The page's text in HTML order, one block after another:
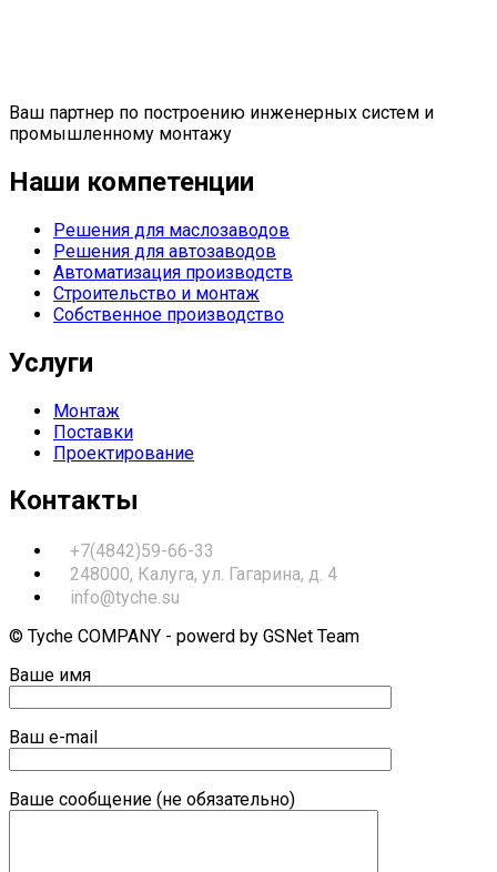
Ваш партнер по построению инженерных систем и
промышленному монтажу
Наши компетенции
Решения для маслозаводов
Решения для автозаводов
Автоматизация производств
Строительство и монтаж
Собственное производство
Услуги
Монтаж
Поставки
Проектирование
Контакты
+7(4842)59-66-33
248000, Калуга, ул. Гагарина, д. 4
info@tyche.su
© Tyche COMPANY - powerd by GSNet Team
Ваше имя
Ваш e-mail
Ваше сообщение (не обязательно)